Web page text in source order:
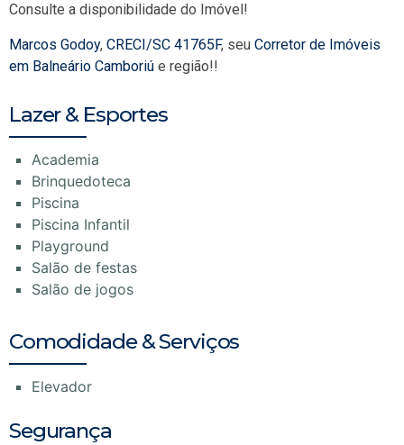
Consulte a disponibilidade do Imóvel!
Marcos Godoy, CRECI/SC 41765F, seu Corretor de Imóveis
em Balneário Camboriú e região!!
Lazer & Esportes
Academia
Brinquedoteca
Piscina
Piscina Infantil
Playground
Salão de festas
Salão de jogos
Comodidade & Serviços
Elevador
Segurança